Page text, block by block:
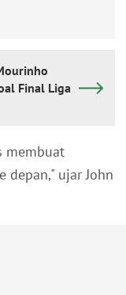
Final Liga
membuat
depan," ujar John